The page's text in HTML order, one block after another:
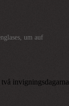
um auf
invigningsdagarna